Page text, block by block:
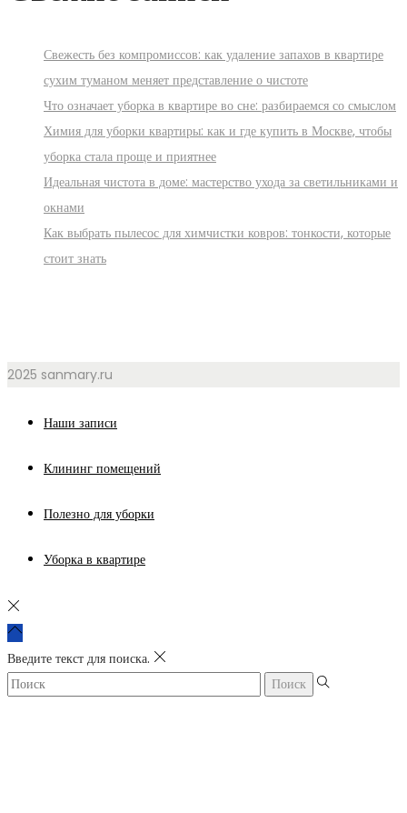
Свежесть без компромиссов: как удаление запахов в квартире
сухим туманом меняет представление о чистоте
Что означает уборка в квартире во сне: разбираемся со смыслом
Химия для уборки квартиры: как и где купить в Москве, чтобы
уборка стала проще и приятнее
Идеальная чистота в доме: мастерство ухода за светильниками и
окнами
Как выбрать пылесос для химчистки ковров: тонкости, которые
стоит знать
2025 sanmary.ru
Наши записи
Клининг помещений
Полезно для уборки
Уборка в квартире
Введите текст для поиска.
Поиск: